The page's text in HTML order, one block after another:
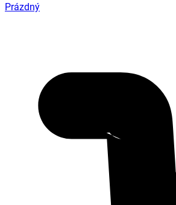
Prázdný